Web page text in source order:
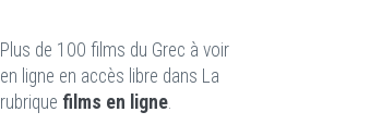
Plus de 100 films du Grec à voir
en ligne en accès libre dans La
rubrique films en ligne.